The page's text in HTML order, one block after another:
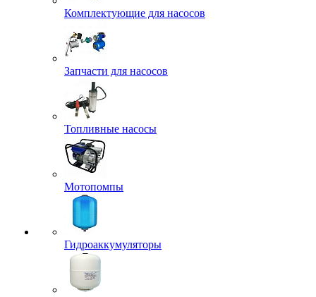
Комплектующие для насосов
Запчасти для насосов
Топливные насосы
Мотопомпы
Гидроаккумуляторы